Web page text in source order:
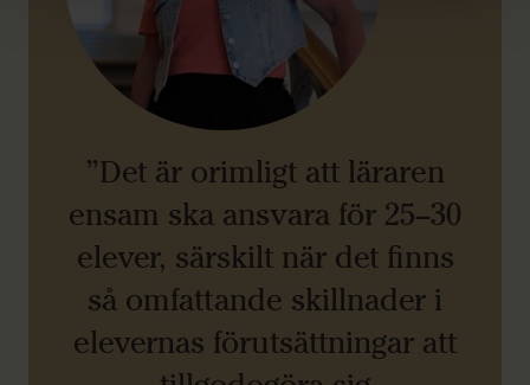
”Det är orimligt att läraren
ensam ska ansvara för 25–30
elever, särskilt när det finns
så omfattande skillnader i
elevernas förutsättningar att